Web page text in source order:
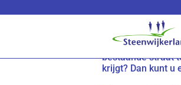
Straatnamen
Legt de
bestaande straat
krijgt? Dan kunt u